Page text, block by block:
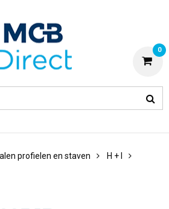
0
profielen en staven
H + I